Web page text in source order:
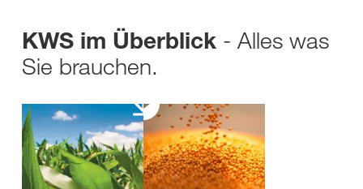
KWS im Überblick - Alles was
Sie brauchen.